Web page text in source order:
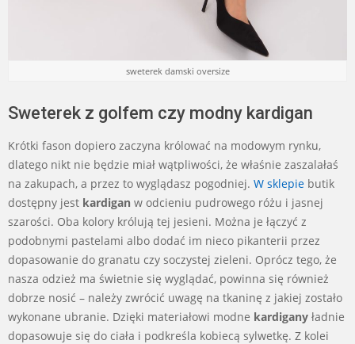
sweterek damski oversize
Sweterek z golfem czy modny kardigan
Krótki fason dopiero zaczyna królować na modowym rynku,
dlatego nikt nie będzie miał wątpliwości, że właśnie zaszalałaś
na zakupach, a przez to wyglądasz pogodniej. W sklepie butik
dostępny jest kardigan w odcieniu pudrowego różu i jasnej
szarości. Oba kolory królują tej jesieni. Można je łączyć z
podobnymi pastelami albo dodać im nieco pikanterii przez
dopasowanie do granatu czy soczystej zieleni. Oprócz tego, że
nasza odzież ma świetnie się wyglądać, powinna się również
dobrze nosić – należy zwrócić uwagę na tkaninę z jakiej zostało
wykonane ubranie. Dzięki materiałowi modne kardigany ładnie
dopasowuje się do ciała i podkreśla kobiecą sylwetkę. Z kolei